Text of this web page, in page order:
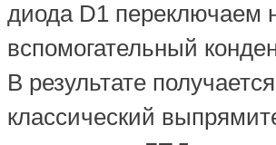
диода D1 переключаем
вспомогательный
В результате получается
классический